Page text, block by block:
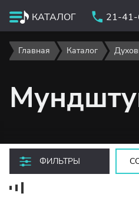
КАТАЛОГ 21-
Главная Каталог
ФИЛЬТРЫ